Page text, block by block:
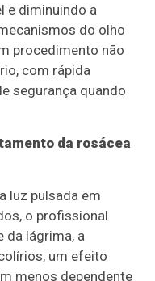
e diminuindo a
do olho
procedimento não
com rápida
segurança quando
da rosácea
luz pulsada em
o profissional
da lágrima, a
um efeito
menos dependente